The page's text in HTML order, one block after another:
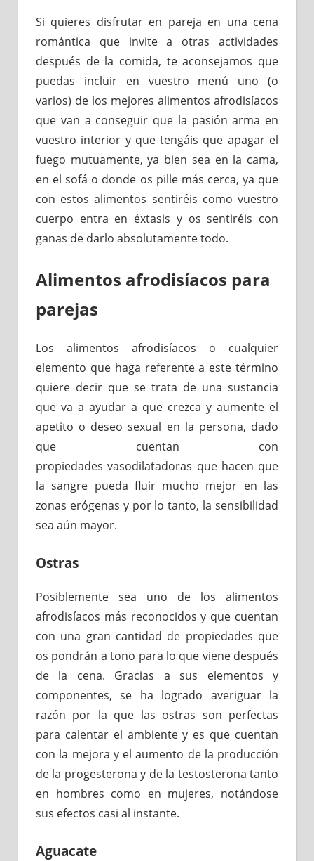
Si quieres disfrutar en pareja en una cena
romántica que invite a otras actividades
después de la comida, te aconsejamos que
puedas incluir en vuestro menú uno (o
varios) de los mejores alimentos afrodisíacos
que van a conseguir que la pasión arma en
vuestro interior y que tengáis que apagar el
fuego mutuamente, ya bien sea en la cama,
en el sofá o donde os pille más cerca, ya que
con estos alimentos sentiréis como vuestro
cuerpo entra en éxtasis y os sentiréis con
ganas de darlo absolutamente todo.
Alimentos afrodisíacos para
parejas
Los alimentos afrodisíacos o cualquier
elemento que haga referente a este término
quiere decir que se trata de una sustancia
que va a ayudar a que crezca y aumente el
apetito o deseo sexual en la persona, dado
que cuentan con
propiedades vasodilatadoras que hacen que
la sangre pueda fluir mucho mejor en las
zonas erógenas y por lo tanto, la sensibilidad
sea aún mayor.
Ostras
Posiblemente sea uno de los alimentos
afrodisíacos más reconocidos y que cuentan
con una gran cantidad de propiedades que
os pondrán a tono para lo que viene después
de la cena. Gracias a sus elementos y
componentes, se ha logrado averiguar la
razón por la que las ostras son perfectas
para calentar el ambiente y es que cuentan
con la mejora y el aumento de la producción
de la progesterona y de la testosterona tanto
en hombres como en mujeres, notándose
sus efectos casi al instante.
Aguacate